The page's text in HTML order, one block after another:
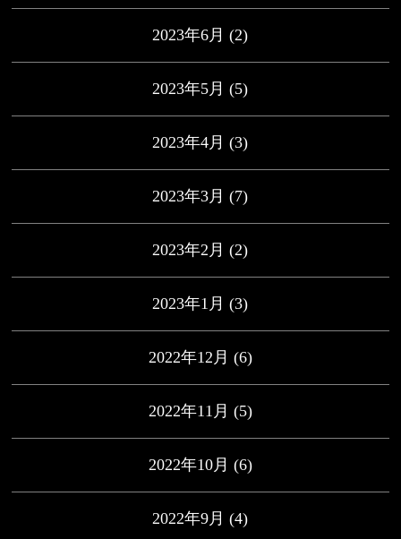
2023年6月 (2)
2023年5月 (5)
2023年4月 (3)
2023年3月 (7)
2023年2月 (2)
2023年1月 (3)
2022年12月 (6)
2022年11月 (5)
2022年10月 (6)
2022年9月 (4)